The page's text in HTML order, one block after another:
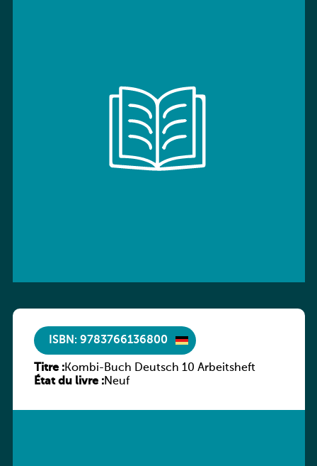
ISBN: 9783766136800
Titre :Kombi-Buch Deutsch 10 Arbeitsheft
État du livre :Neuf